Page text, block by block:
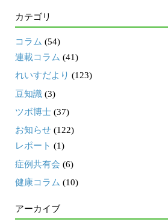
カテゴリ
コラム (54)
連載コラム (41)
れいすだより (123)
豆知識 (3)
ツボ博士 (37)
お知らせ (122)
レポート (1)
症例共有会 (6)
健康コラム (10)
アーカイブ